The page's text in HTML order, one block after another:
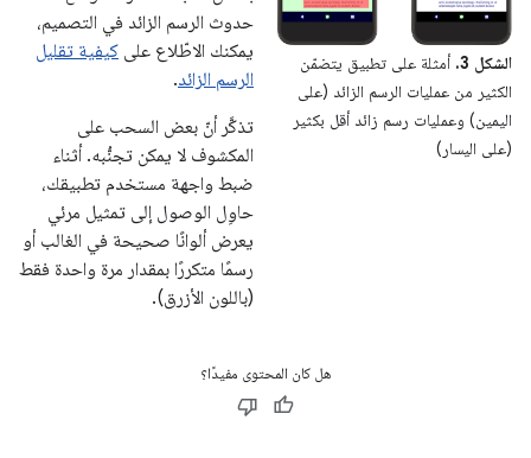
حدوث الرسم الزائد في التصميم،
يمكنك الاطّلاع على كيفية تقليل
الرسم الزائد.
تذكَّر أنّ بعض السحب على
المكشوف لا يمكن تجنُّبه. أثناء
ضبط واجهة مستخدم تطبيقك،
حاوِل الوصول إلى تمثيل مرئي
يعرض ألوانًا صحيحة في الغالب أو
رسمًا متكررًا بمقدار مرة واحدة فقط
(باللون الأزرق).
الشكل 3.
أمثلة على تطبيق يتضمّن
الكثير من عمليات الرسم الزائد (على
اليمين) وعمليات رسم زائد أقل بكثير
(على اليسار)
هل كان المحتوى مفيدًا؟